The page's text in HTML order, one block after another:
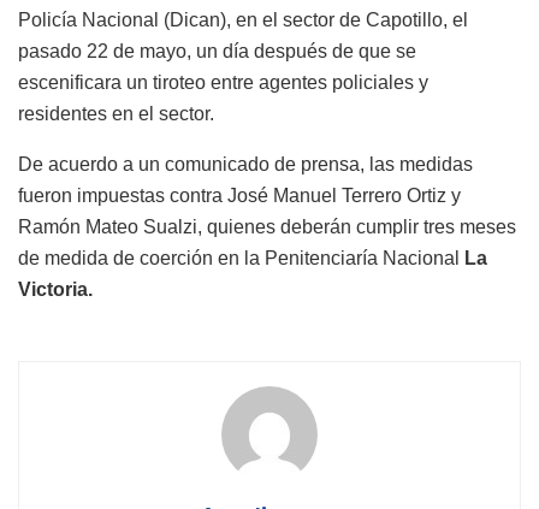
Policía Nacional (Dican), en el sector de Capotillo, el
pasado 22 de mayo, un día después de que se
escenificara un tiroteo entre agentes policiales y
residentes en el sector.
De acuerdo a un comunicado de prensa, las medidas
fueron impuestas contra José Manuel Terrero Ortiz y
Ramón Mateo Sualzi, quienes deberán cumplir tres meses
de medida de coerción en la Penitenciaría Nacional
La
Victoria.